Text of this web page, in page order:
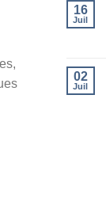
16
Juil
02
Juil